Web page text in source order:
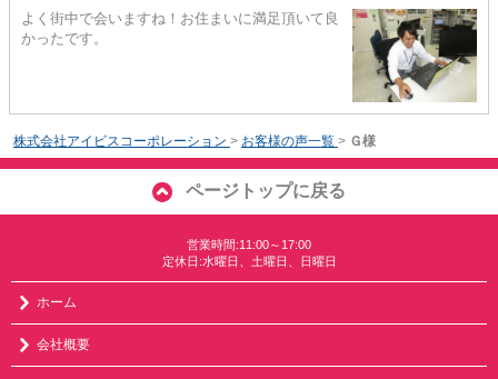
よく街中で会いますね！お住まいに満足頂いて良
かったです。
株式会社アイビスコーポレーション > お客様の声一覧 > Ｇ様
ページトップに戻る
営業時間:11:00～17:00
定休日:水曜日、土曜日、日曜日
ホーム
会社概要